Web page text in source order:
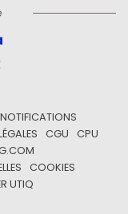
NOTIFICATIONS
CGU
CPU
COOKIES
UTIQ